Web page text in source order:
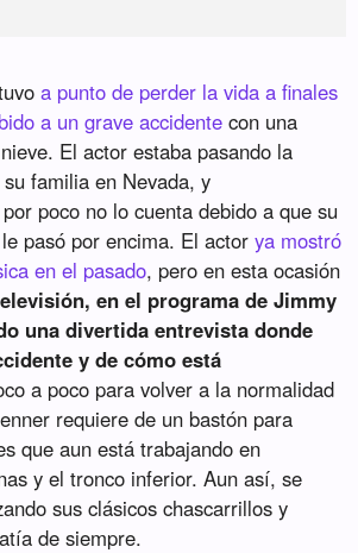
a punto de perder la vida a finales
a un grave accidente con una
El actor estaba pasando la
familia en Nevada, y
poco no lo cuenta debido a que su
pasó por encima. El actorya mostró
en el pasado, pero en esta ocasión
en el programa de Jimmy
una divertida entrevista donde
y de cómo está
a poco para volver a la normalidad
requiere de un bastón para
que aun está trabajando en
y el tronco inferior. Aun así, se
sus clásicos chascarrillos y
de siempre.